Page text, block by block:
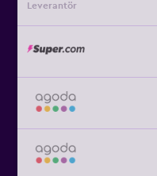
Leverantör